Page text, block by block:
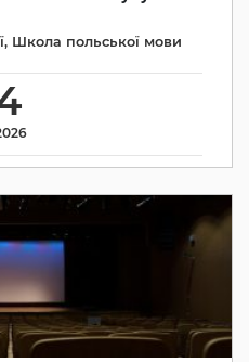
, Школа польської мови